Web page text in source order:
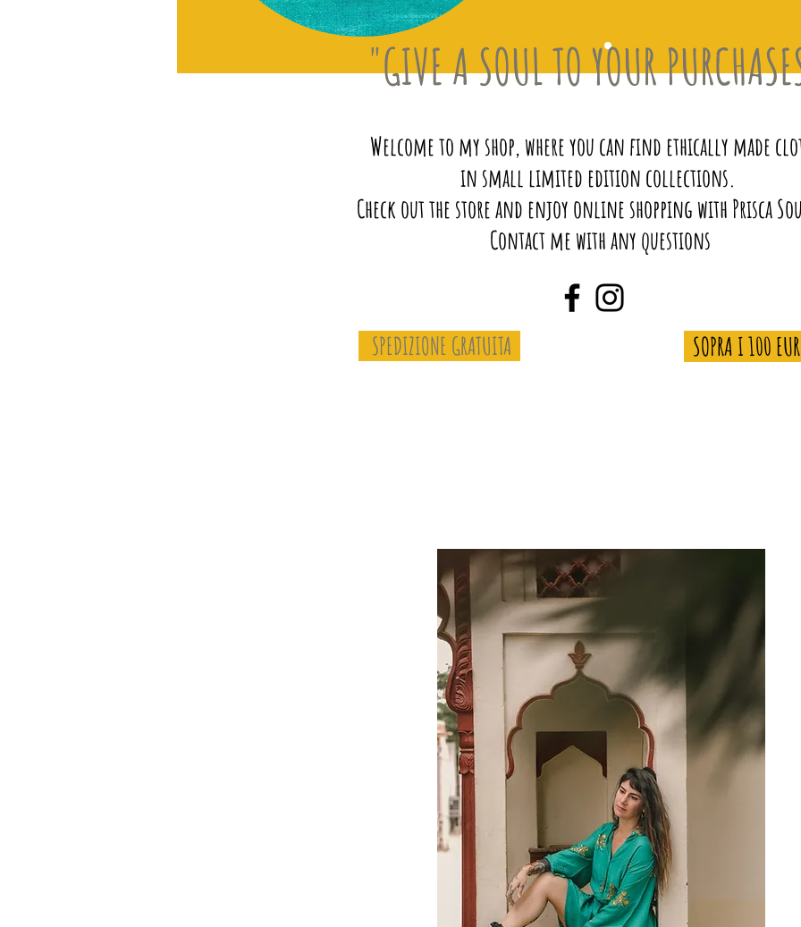
"GIVE A SOUL TO YOUR
Welcome to my shop, where you can find ethically made
in small limited edition collections.
Check out the store and enjoy online shopping with Prisca
Contact me with any questions
SPEDIZIONE GRATUITA SOPRA I 100